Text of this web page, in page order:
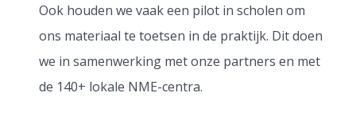
Ook houden we vaak een pilot in scholen om
ons materiaal te toetsen in de praktijk. Dit doen
we in samenwerking met onze partners en met
de 140+ lokale NME-centra.